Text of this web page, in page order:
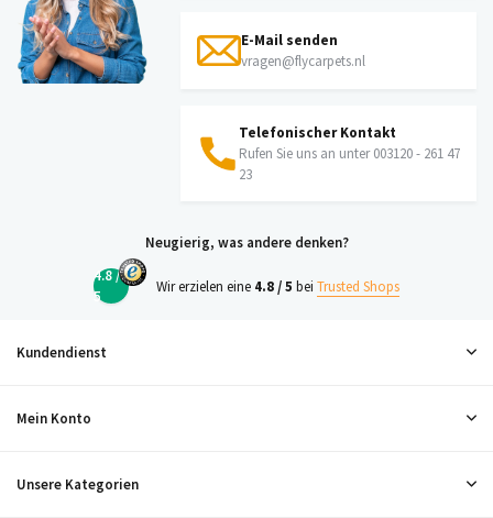
E-Mail senden
vragen@flycarpets.nl
Telefonischer Kontakt
Rufen Sie uns an unter 003120 - 261 47
23
Neugierig, was andere denken?
4.8 /
5
Wir erzielen eine 4.8 / 5 bei Trusted Shops
Kundendienst
Mein Konto
Unsere Kategorien